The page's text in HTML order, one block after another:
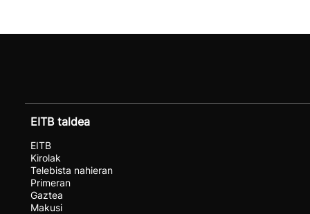
EITB taldea
EITB
Kirolak
Telebista nahieran
Primeran
Gaztea
Makusi